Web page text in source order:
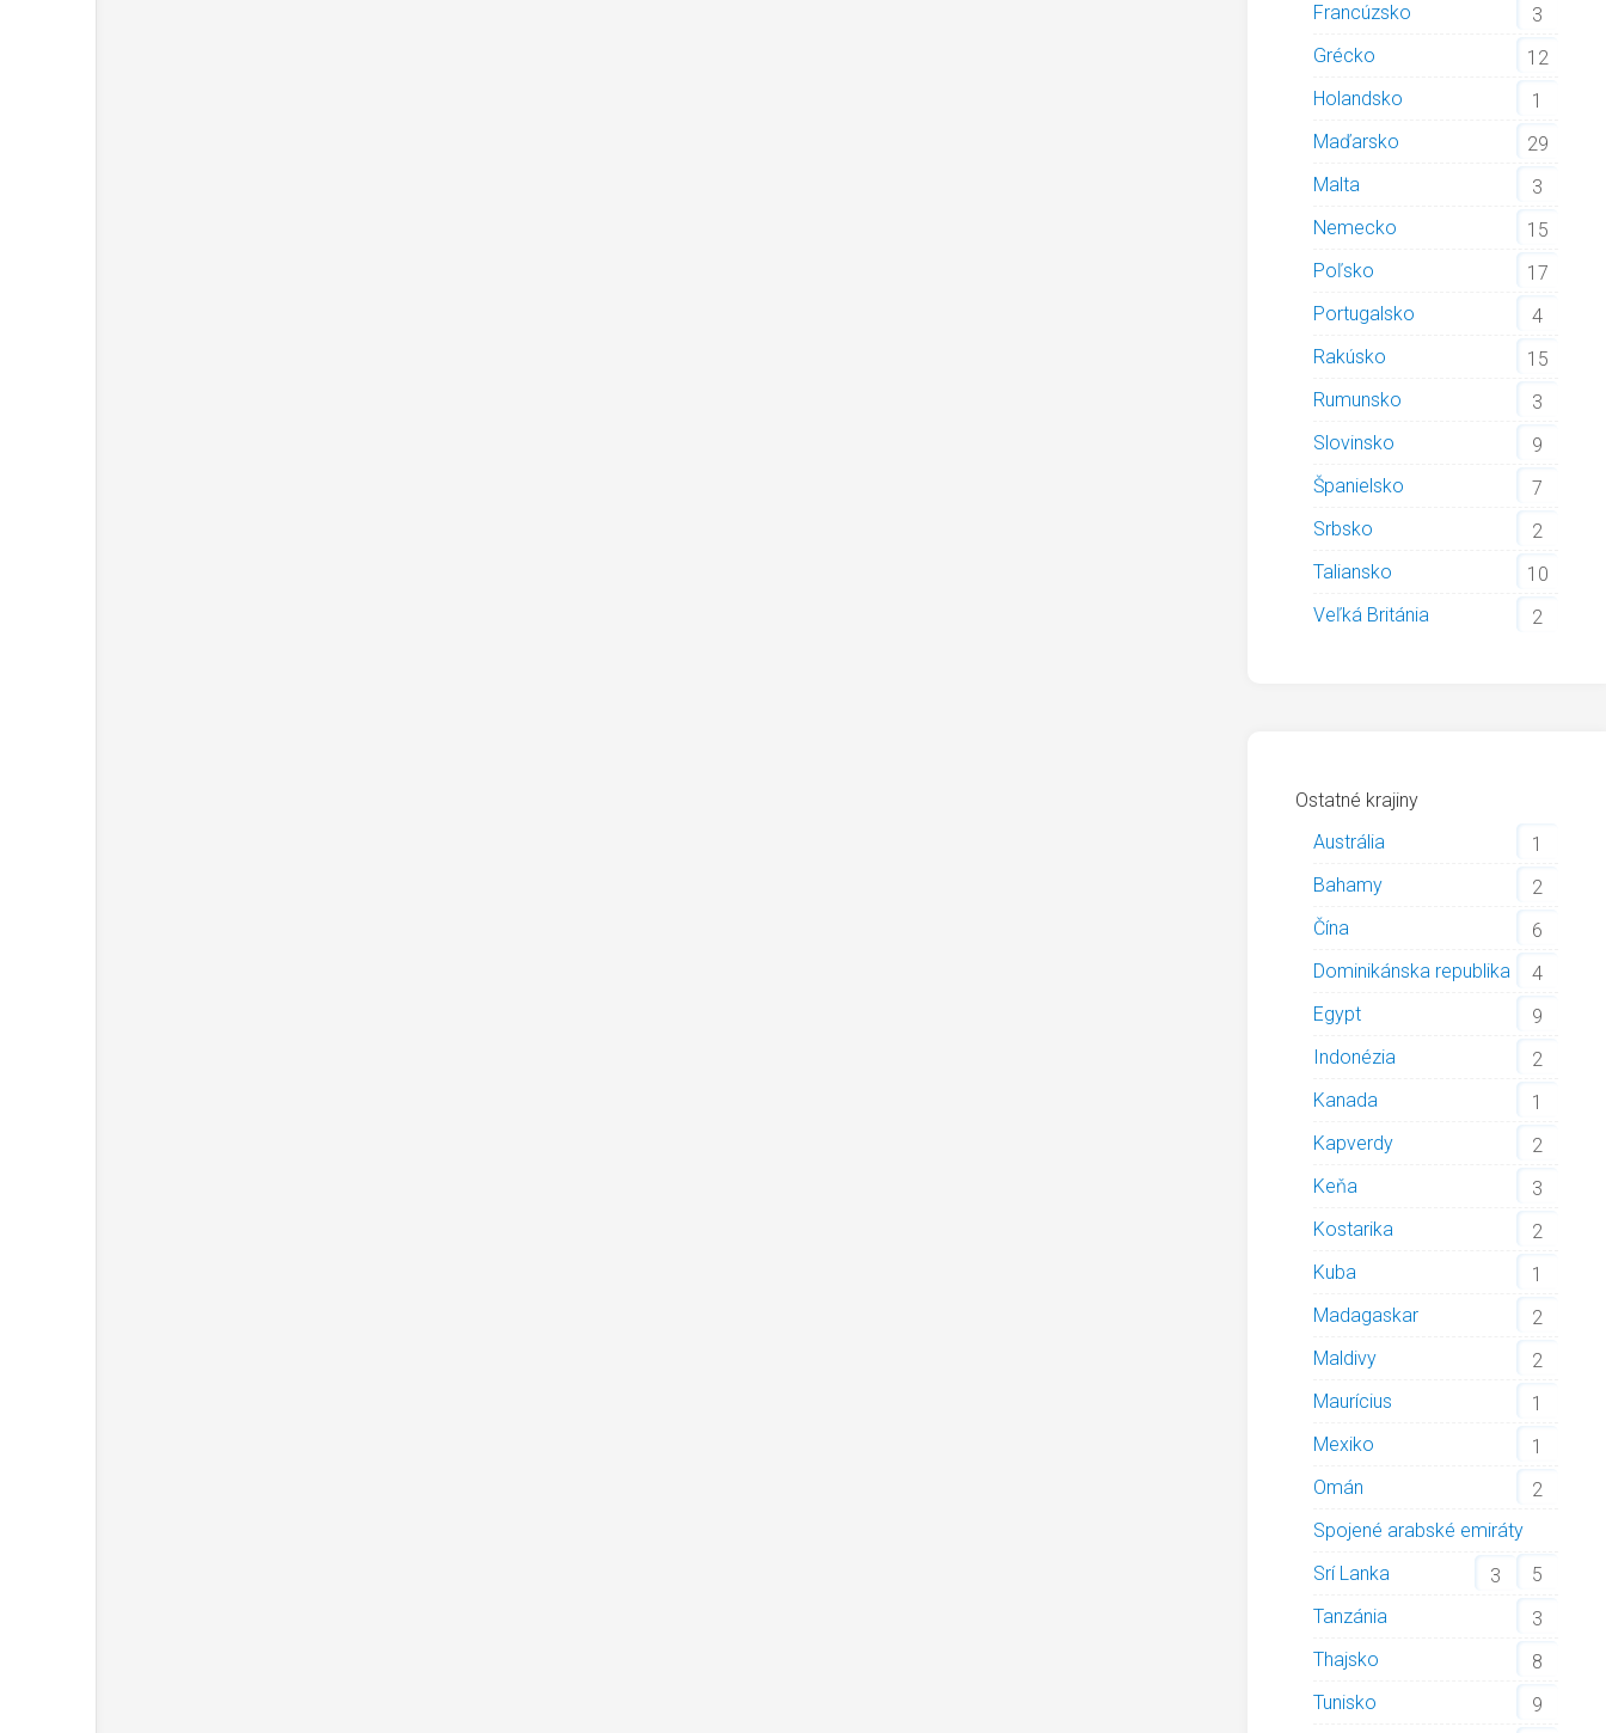
Francúzsko
3
Grécko
12
Holandsko
1
Maďarsko
29
Malta
3
Nemecko
15
Poľsko
17
Portugalsko
4
Rakúsko
15
Rumunsko
3
Slovinsko
9
Španielsko
7
Srbsko
2
Taliansko
10
Veľká Británia
2
Ostatné krajiny
Austrália
1
Bahamy
2
Čína
6
Dominikánska republika
4
Egypt
9
Indonézia
2
Kanada
1
Kapverdy
2
Keňa
3
Kostarika
2
Kuba
1
Madagaskar
2
Maldivy
2
Maurícius
1
Mexiko
1
Omán
2
Spojené arabské emiráty
5
Srí Lanka
3
Tanzánia
3
Thajsko
8
Tunisko
9